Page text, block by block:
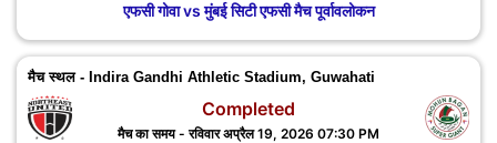
एफसी गोवा vs मुंबई सिटी एफसी मैच पूर्वावलोकन
मैच स्थल - Indira Gandhi Athletic Stadium, Guwahati
Completed
मैच का समय - रविवार अप्रैल 19, 2026 07:30 PM